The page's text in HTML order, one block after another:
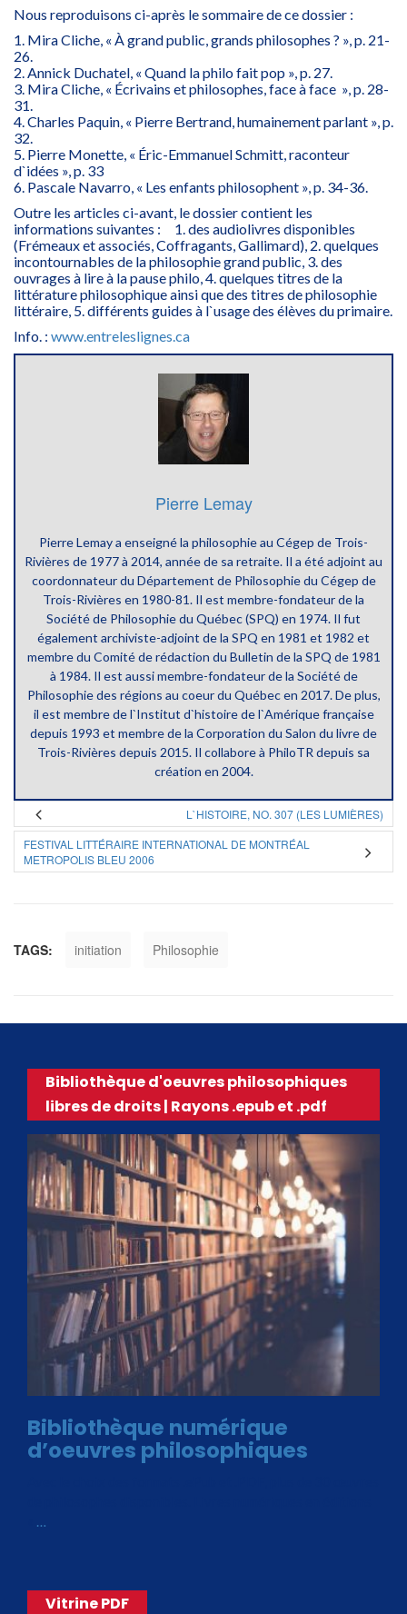
Nous reproduisons ci-après le sommaire de ce dossier :
1. Mira Cliche, « À grand public, grands philosophes ? », p. 21-
26.
2. Annick Duchatel, « Quand la philo fait pop », p. 27.
3. Mira Cliche, « Écrivains et philosophes, face à face », p. 28-
31.
4. Charles Paquin, « Pierre Bertrand, humainement parlant », p.
32.
5. Pierre Monette, « Éric-Emmanuel Schmitt, raconteur
d`idées », p. 33
6. Pascale Navarro, « Les enfants philosophent », p. 34-36.
Outre les articles ci-avant, le dossier contient les
informations suivantes : 1. des audiolivres disponibles
(Frémeaux et associés, Coffragants, Gallimard), 2. quelques
incontournables de la philosophie grand public, 3. des
ouvrages à lire à la pause philo, 4. quelques titres de la
littérature philosophique ainsi que des titres de philosophie
littéraire, 5. différents guides à l`usage des élèves du primaire.
Info. : www.entreleslignes.ca
Pierre Lemay
Pierre Lemay a enseigné la philosophie au Cégep de Trois-
Rivières de 1977 à 2014, année de sa retraite. Il a été adjoint au
coordonnateur du Département de Philosophie du Cégep de
Trois-Rivières en 1980-81. Il est membre-fondateur de la
Société de Philosophie du Québec (SPQ) en 1974. Il fut
également archiviste-adjoint de la SPQ en 1981 et 1982 et
membre du Comité de rédaction du Bulletin de la SPQ de 1981
à 1984. Il est aussi membre-fondateur de la Société de
Philosophie des régions au coeur du Québec en 2017. De plus,
il est membre de l`Institut d`histoire de l`Amérique française
depuis 1993 et membre de la Corporation du Salon du livre de
Trois-Rivières depuis 2015. Il collabore à PhiloTR depuis sa
création en 2004.
L`HISTOIRE, NO. 307 (LES LUMIÈRES)
FESTIVAL LITTÉRAIRE INTERNATIONAL DE MONTRÉAL
METROPOLIS BLEU 2006
TAGS: initiation Philosophie
Bibliothèque d'oeuvres philosophiques
libres de droits | Rayons .epub et .pdf
Bibliothèque numérique
d’oeuvres philosophiques
…
Vitrine PDF